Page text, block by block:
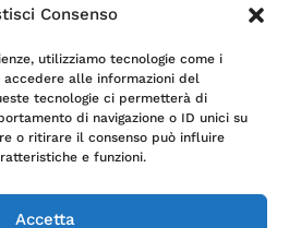
Consenso
utilizziamo tecnologie come i
alle informazioni del
tecnologie ci permetterà di
di navigazione o ID unici su
o ritirare il consenso può influire
e funzioni.
Accetta
(Italia) | P.Iva 00699990164 |
sociale € 500.000,00 i.v.
Privacy Policy
Cookie Policy